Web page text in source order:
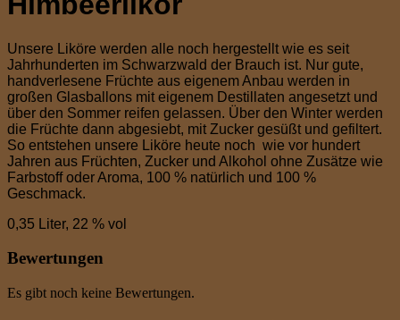
Unsere Liköre werden alle noch hergestellt wie es seit
Jahrhunderten im Schwarzwald der Brauch ist. Nur gute,
handverlesene Früchte aus eigenem Anbau werden in
großen Glasballons mit eigenem Destillaten angesetzt und
über den Sommer reifen gelassen. Über den Winter werden
die Früchte dann abgesiebt, mit Zucker gesüßt und gefiltert.
So entstehen unsere Liköre heute noch wie vor hundert
Jahren aus Früchten, Zucker und Alkohol ohne Zusätze wie
Farbstoff oder Aroma, 100 % natürlich und 100 %
Geschmack.
0,35 Liter, 22 % vol
Bewertungen
Es gibt noch keine Bewertungen.